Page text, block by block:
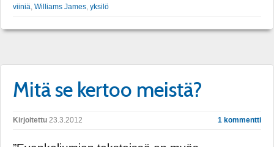
viiniä Williams James yksilö
Mitä se kertoo meistä?
Kirjoitettu 23.3.2012 1 kommentti